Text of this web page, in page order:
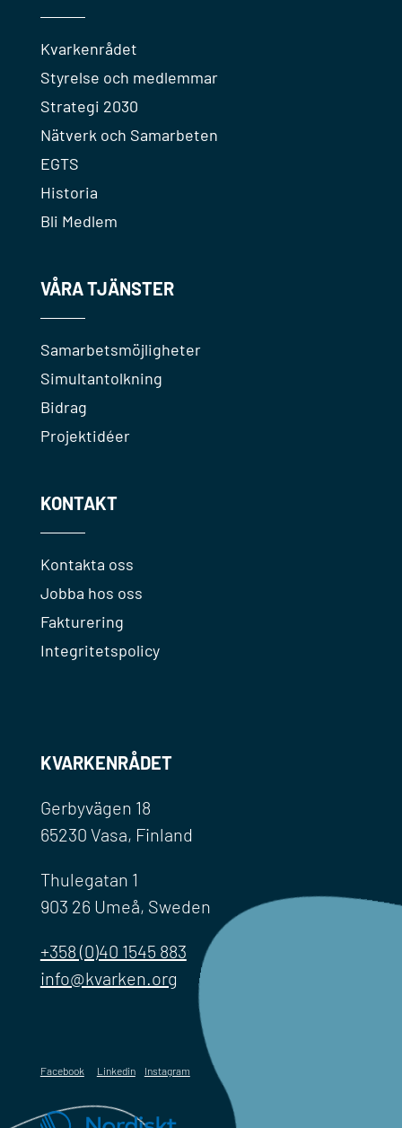
Kvarkenrådet
Styrelse och medlemmar
Strategi 2030
Nätverk och Samarbeten
EGTS
Historia
Bli Medlem
VÅRA TJÄNSTER
Samarbetsmöjligheter
Simultantolkning
Bidrag
Projektidéer
KONTAKT
Kontakta oss
Jobba hos oss
Fakturering
Integritetspolicy
KVARKENRÅDET
Gerbyvägen 18
65230 Vasa, Finland
Thulegatan 1
903 26 Umeå, Sweden
+358 (0)40 1545 883
info@kvarken.org
Facebook Linkedin Instagram